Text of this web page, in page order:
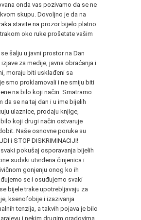
onda vas pozivamo da se ne
skupu. Dovoljno je da na
stavite na prozor bijelo platno
oko ruke prošetate vašim
šalju u javni prostor na Dan
izjave za medije, javna obraćanja i
moraju biti usklađeni sa
smo proklamovali i ne smiju biti
na bilo koji način. Smatramo
da se na taj dan i u ime bijelih
ulaznice, prodaju knjige,
bilo koji drugi način ostvaruje
Naše osnovne poruke su
i STOP DISKRIMINACIJI!
pokušaj osporavanja bijelih
sudski utvrđena činjenica i
gonjenju onog ko ih
se i osuđujemo svaki
bijele trake upotrebljavaju za
ksenofobije i izazivanja
tenzija, a takvih pojava je bilo
i nekim drugim gradovima.